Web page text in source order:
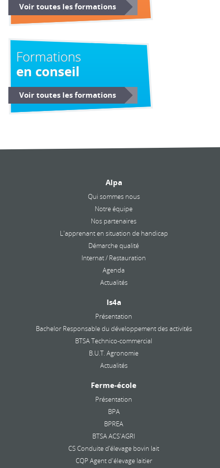
Voir toutes les formations
Formations
en conseil
Voir toutes les formations
Alpa
Qui sommes nous
Notre équipe
Nos partenaires
L'apprenant en situation de handicap
Démarche qualité
Internat / Restauration
Agenda
Actualités
Is4a
Présentation
Bachelor Responsable du développement des activités
BTSA Technico-commercial
B.U.T. Agronomie
Actualités
Ferme-école
Présentation
BPA
BPREA
BTSA ACS'AGRI
CS Conduite d’élevage bovin lait
CQP Agent d'élevage laitier